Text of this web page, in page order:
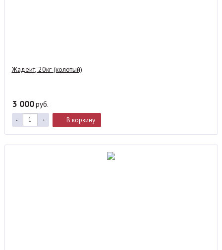
Жадеит, 20кг (колотый)
3 000руб.
- + В корзину